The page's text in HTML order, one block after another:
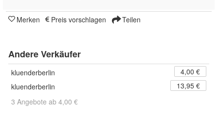
Merken Preis vorschlagen Teilen
Andere Verkäufer
kluenderberlin
4,00 €
kluenderberlin
13,95 €
3 Angebote ab 4,00 €